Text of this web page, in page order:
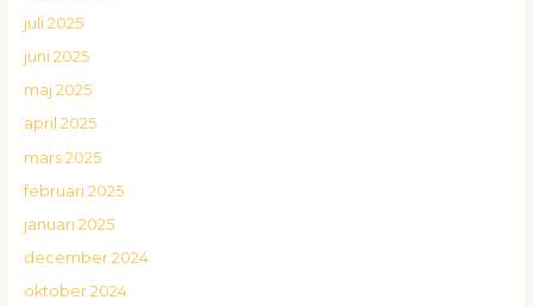
juli 2025
juni 2025
maj 2025
april 2025
mars 2025
februari 2025
januari 2025
december 2024
oktober 2024